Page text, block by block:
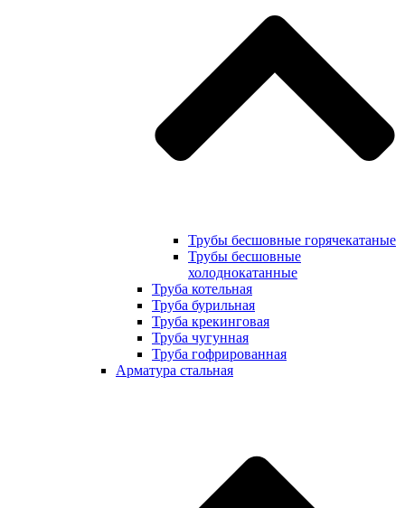
Трубы бесшовные горячекатаные
Трубы бесшовные
холоднокатанные
Труба котельная
Труба бурильная
Труба крекинговая
Труба чугунная
Труба гофрированная
Арматура стальная